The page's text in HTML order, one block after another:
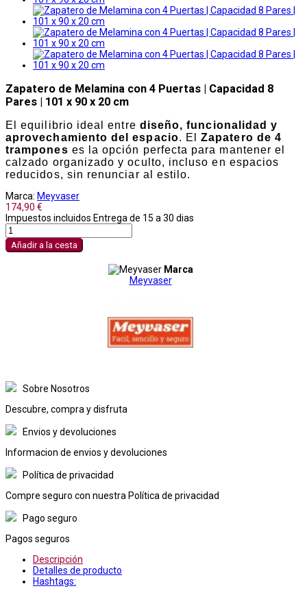
Zapatero de Melamina con 4 Puertas | Capacidad 8
Pares | 101 x 90 x 20 cm
El equilibrio ideal entre diseño, funcionalidad y
aprovechamiento del espacio. ElZapatero de 4
trampones es la opción perfecta para mantener el
calzado organizado y oculto, incluso en espacios
reducidos, sin renunciar al estilo.
Marca: Meyvaser
174,90 €
Impuestos incluidos Entrega de 15 a 30 dias
Añadir a la cesta
Marca
Meyvaser
Sobre Nosotros
Descubre, compra y disfruta
Envios y devoluciones
Informacion de envios y devoluciones
Política de privacidad
Compre seguro con nuestra Política de privacidad
Pago seguro
Pagos seguros
Descripción
Detalles de producto
Hashtags: